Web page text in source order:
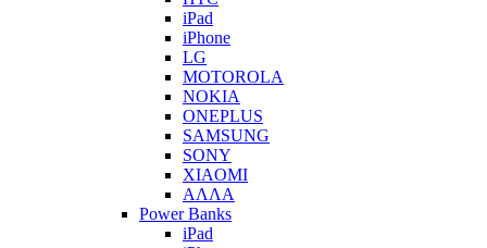
iPad
iPhone
LG
MOTOROLA
NOKIA
ONEPLUS
SAMSUNG
SONY
XIAOMI
ΑΛΛΑ
Power Banks
iPad